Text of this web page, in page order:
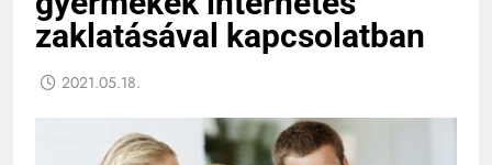
zaklatásával kapcsolatban
2021.05.18.